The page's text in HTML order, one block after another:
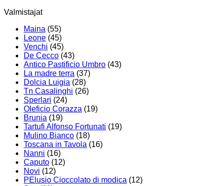
Valmistajat
Maina (55)
Leone (45)
Venchi (45)
De Cecco (43)
Antico Pastificio Umbro (43)
La madre terra (37)
Dolcia Luigia (28)
Tn Casalinghi (26)
Sperlari (24)
Oleficio Corazza (19)
Brunia (19)
Tartufi Alfonso Fortunati (19)
Mulino Bianco (18)
Toscana in Tavola (16)
Nanni (16)
Caputo (12)
Novi (12)
PElusio Cioccolato di modica (12)